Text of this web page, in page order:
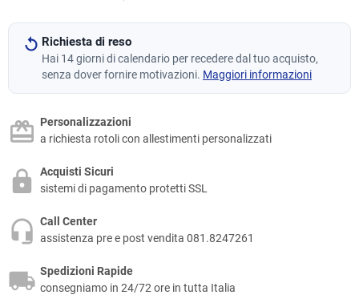
Richiesta di reso
Hai 14 giorni di calendario per recedere dal tuo acquisto,
senza dover fornire motivazioni. Maggiori informazioni
Personalizzazioni
a richiesta rotoli con allestimenti personalizzati
Acquisti Sicuri
sistemi di pagamento protetti SSL
Call Center
assistenza pre e post vendita 081.8247261
Spedizioni Rapide
consegniamo in 24/72 ore in tutta Italia